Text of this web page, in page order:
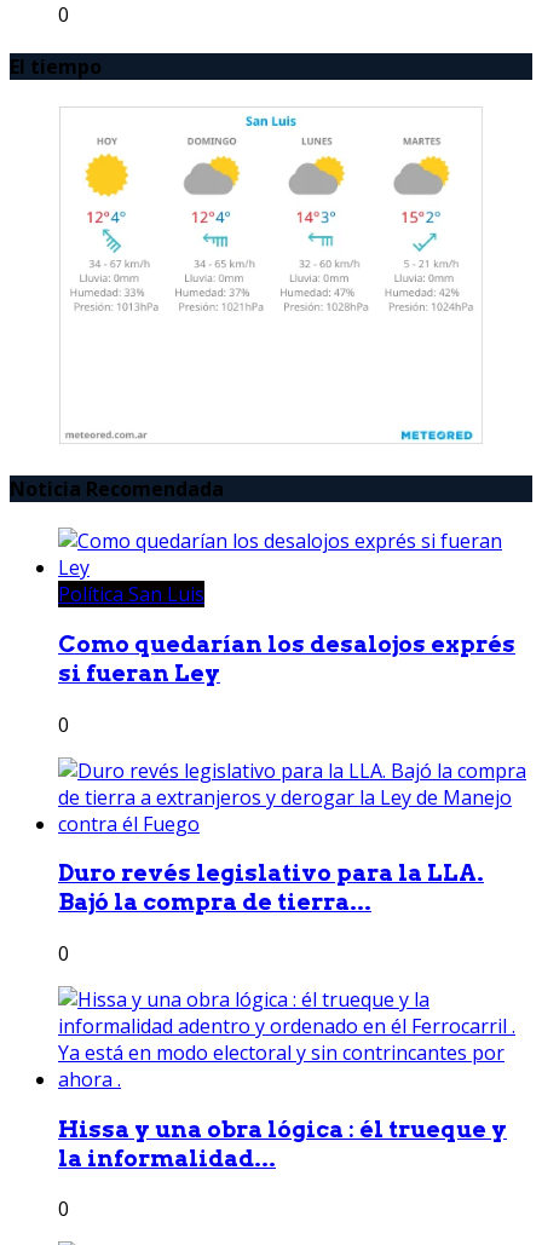
0
El tiempo
Noticia Recomendada
Política San Luis
Como quedarían los desalojos exprés
si fueran Ley
0
Duro revés legislativo para la LLA.
Bajó la compra de tierra...
0
Hissa y una obra lógica : él trueque y
la informalidad...
0